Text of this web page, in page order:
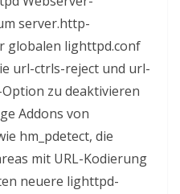
server.http-
globalen lighttpd.conf
url-ctrls-reject und url-
zu deaktivieren
Addons von
hm_pdetect, die
mit URL-Kodierung
neuere lighttpd-